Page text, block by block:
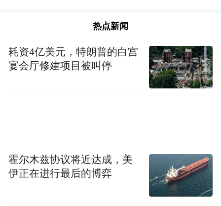
倡导开放合作的网络安全理念，坚持安全与
发展并重，共同维护网络空间和平与安全。
慑与讹诈，反对利用信息技术从事危害他国
安全和社会公共利益的行为，防止网络空间
军备竞赛，营造和平的发展环境，防止技术
热点新闻
耗资4亿美元，特朗普的白宫
宴会厅修建项目被叫停
霍尔木兹协议将近达成，美
伊正在进行最后的博弈